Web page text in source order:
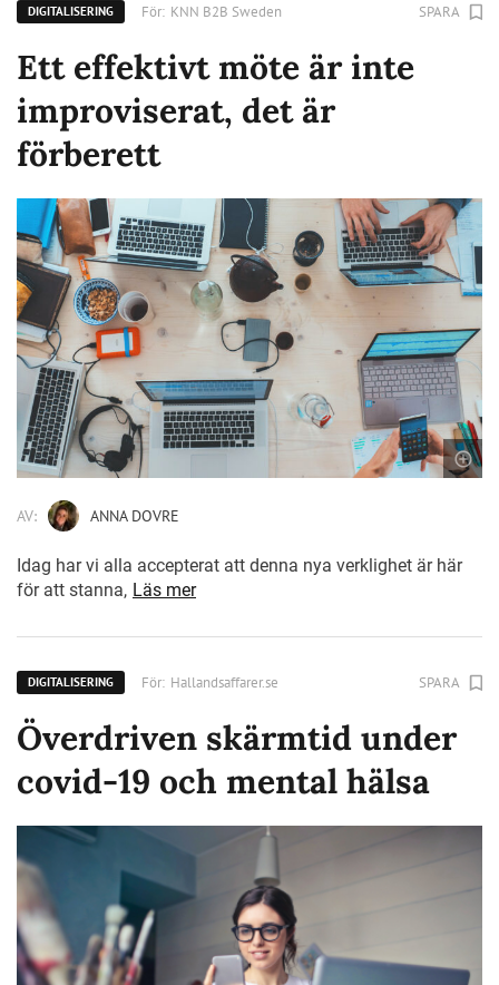
DIGITALISERING För: KNN B2B Sweden SPARA
Ett effektivt möte är inte
improviserat, det är
förberett
AV: ANNA DOVRE
Idag har vi alla accepterat att denna nya verklighet är här
för att stanna, Läs mer
DIGITALISERING För: Hallandsaffarer.se SPARA
Överdriven skärmtid under
covid-19 och mental hälsa